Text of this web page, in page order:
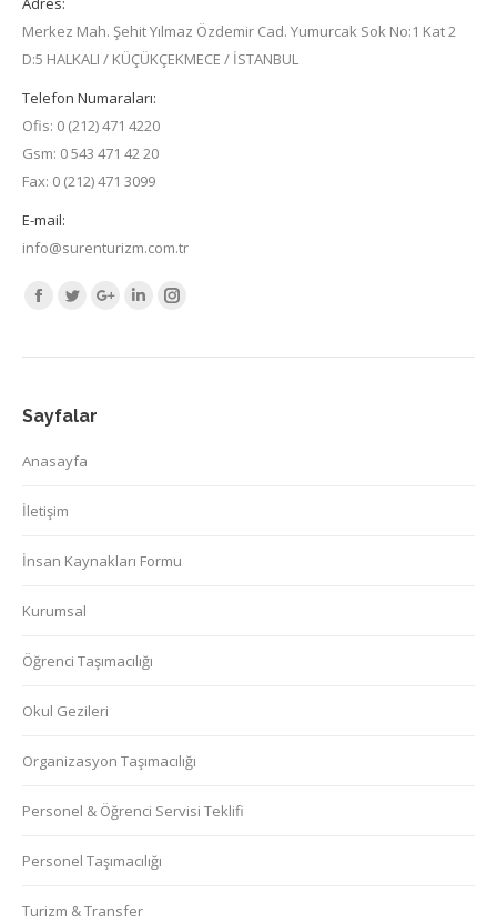
Merkez Mah. Şehit Yılmaz Özdemir Cad. Yumurcak Sok No:1 Kat 2
D:5 HALKALI / KÜÇÜKÇEKMECE / İSTANBUL
Telefon Numaraları:
Ofis: 0 (212) 471 4220
Gsm: 0 543 471 42 20
Fax: 0 (212) 471 3099
E-mail:
info@surenturizm.com.tr
Find us on:
Facebook
Twitter LinkedinInstagram
Sayfalar
Anasayfa
İletişim
İnsan Kaynakları Formu
Kurumsal
Öğrenci Taşımacılığı
Okul Gezileri
Organizasyon Taşımacılığı
Personel & Öğrenci Servisi Teklifi
Personel Taşımacılığı
Turizm & Transfer